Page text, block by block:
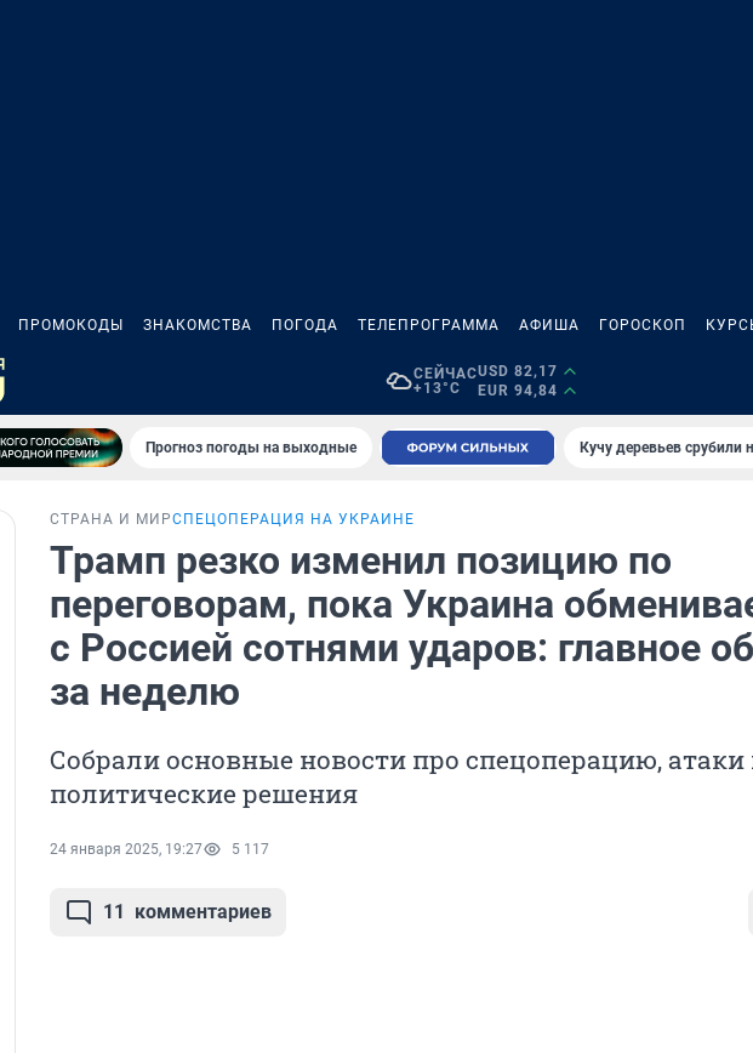
ПРОМОКОДЫ ЗНАКОМСТВА ПОГОДА ТЕЛЕПРОГРАММА АФИША ГОРОСКОП
СЕЙЧАС
+13°C
USD 82,17
EUR 94,84
Прогноз погоды на выходные Кучу деревьев срубили
СТРАНА И МИРСПЕЦОПЕРАЦИЯ НА УКРАИНЕ
Трамп резко изменил позицию по
переговорам, пока Украина
с Россией сотнями ударов: главное
за неделю
Собрали основные новости про спецоперацию, атаки
политические решения
24 января 2025, 19:27 5 117
11 комментариев